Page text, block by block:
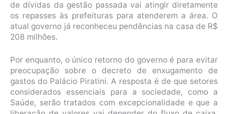
de dívidas da gestão passada vai atingir diretamente
os repasses às prefeituras para atenderem a área. O
atual governo já reconheceu pendências na casa de R$
208 milhões.
Por enquanto, o único retorno do governo é para evitar
preocupação sobre o decreto de enxugamento de
gastos do Palácio Piratini. A resposta é de que setores
considerados essenciais para a sociedade, como a
Saúde, serão tratados com excepcionalidade e que a